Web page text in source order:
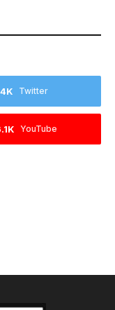
Twitter
YouTube